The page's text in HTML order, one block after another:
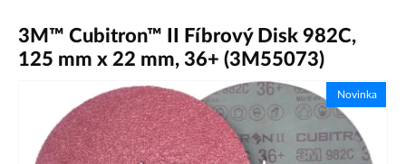
3M™ Cubitron™ II Fíbrový Disk 982C,
125 mm x 22 mm, 36+ (3M55073)
Novinka